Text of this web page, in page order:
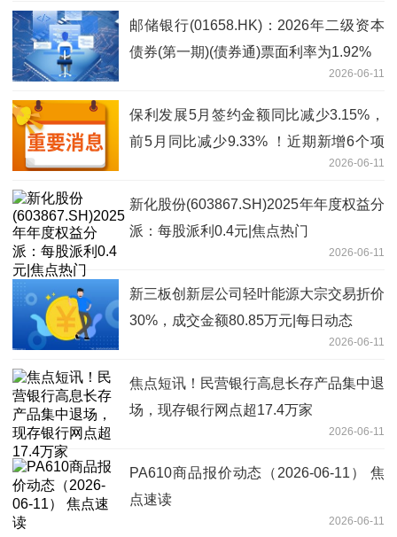
邮储银行(01658.HK)：2026年二级资本
债券(第一期)(债券通)票面利率为1.92%
2026-06-11
保利发展5月签约金额同比减少3.15%，
前5月同比减少9.33% ！近期新增6个项
2026-06-11
新化股份(603867.SH)2025年年度权益分
派：每股派利0.4元|焦点热门
2026-06-11
新三板创新层公司轻叶能源大宗交易折价
30%，成交金额80.85万元|每日动态
2026-06-11
焦点短讯！民营银行高息长存产品集中退
场，现存银行网点超17.4万家
2026-06-11
PA610商品报价动态（2026-06-11） 焦
点速读
2026-06-11